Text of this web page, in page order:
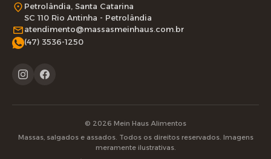
Petrolândia, Santa Catarina
SC 110 Rio Antinha - Petrolândia
atendimento@massasmeinhaus.com.br
(47) 3536-1250
© 2026 Mein Haus Alimentos
Massas, salgados e assados. Todos os direitos reservados. Imagens
meramente ilustrativas.